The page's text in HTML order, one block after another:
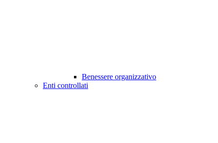
Benessere organizzativo
Enti controllati